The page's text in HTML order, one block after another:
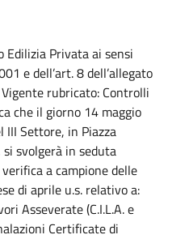
Edilizia Privata ai sensi
e dell’art. 8 dell’allegato
rubricato: Controlli
che il giorno 14 maggio
III Settore, in Piazza
svolgerà in seduta
a campione delle
di aprile u.s. relativo a:
Asseverate (C.I.L.A. e
Certificate di